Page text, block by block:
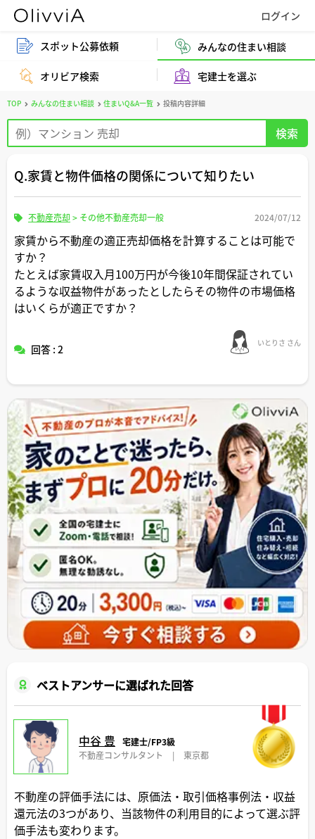
スポット公募依頼 みんなの住まい相談
オリビア検索 宅建士を選ぶ
TOP みんなの住まい相談 住まいQ&A一覧 投稿内容詳細
Q.家賃と物件価格の関係について知りたい
不動産売却 > その他不動産売却一般 2024/07/12
家賃から不動産の適正売却価格を計算することは可能で
すか？
たとえば家賃収入月100万円が今後10年間保証されてい
るような収益物件があったとしたらその物件の市場価格
はいくらが適正ですか？
回答 : 2 いとりさ さん
ベストアンサーに選ばれた回答
中谷 豊
宅建士/FP3級
不動産コンサルタント
| 東京都
不動産の評価手法には、原価法・取引価格事例法・収益
還元法の3つがあり、当該物件の利用目的によって選ぶ評
価手法も変わります。